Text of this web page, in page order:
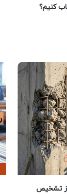
کنیم؟
تشخیص